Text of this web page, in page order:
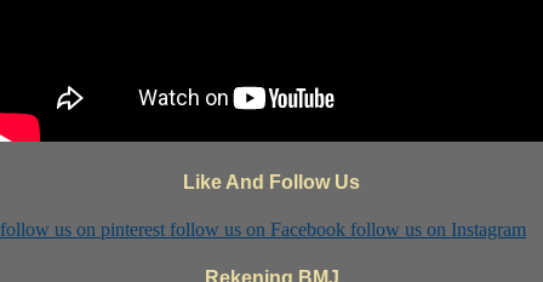
Like And Follow Us
follow us on pinterest follow us on Facebook follow us on Instagram
Rekening BMJ